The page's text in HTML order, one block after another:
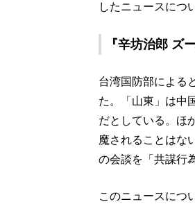
したニュースにつ
『辛坊治郎
台湾国防部による
た。「山東」は中
だとしている。ほ
魔されることはな
の会談を「共謀行
このニュースにつ